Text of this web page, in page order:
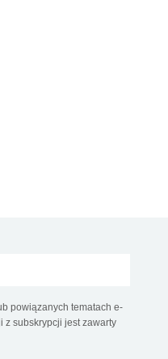
powiązanych tematach e-
z subskrypcji jest zawarty